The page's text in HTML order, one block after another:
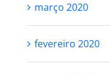
março 2020
fevereiro 2020